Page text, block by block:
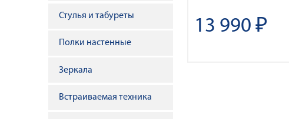
13 990 ₽
Стулья и табуреты
Полки настенные
Зеркала
Встраиваемая техника